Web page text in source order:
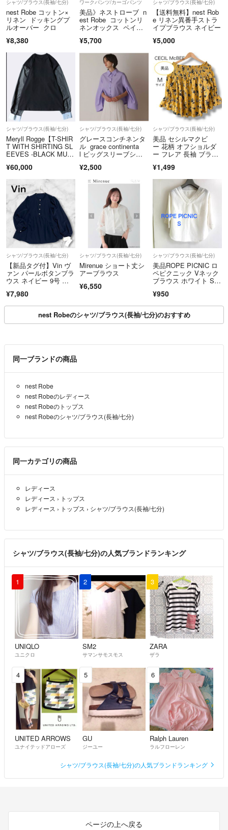
■普通評価の汚れに関しては
見落としです、、、反省しております。
シャツ/ブラウス(長袖/七分)
nest Robe コットン×
リネン ドッキングプ
ルオーバー クロ
¥8,380
ワークパンツ/カーゴパンツ
美品》ネストローブ n
est Robe コットンリ
ネンオックス ペイン
カーキ シンチバッ
¥5,700
シャツ/ブラウス(長袖/七分)
【送料無料】nest Rob
e リネン異番手ストラ
イプブラウス ネイビー
¥5,000
シャツ/ブラウス(長袖/七分)
Meryll Rogge【T-SHIR
T WITH SHIRTING SL
EEVES -BLACK MULT
¥60,000
シャツ/ブラウス(長袖/七分)
グレースコンチネンタ
ル grace continenta
l ビッグスリーブシャ
袖 ポンチョ パフスリ
¥2,500
シャツ/ブラウス(長袖/七分)
美品 セシルマクビ
ー 花柄 オフショルダ
ー フレア 長袖 ブラウ
¥1,499
シャツ/ブラウス(長袖/七分)
【新品タグ付】Vin ヴ
ァン パールボタンブラ
ウス ネイビー 9号 ペ
ス パフスリーブ
¥7,980
シャツ/ブラウス(長袖/七分)
Mirenue ショート丈シ
アーブラウス
¥6,550
シャツ/ブラウス(長袖/七分)
美品ROPE PICNIC ロ
ペピクニック Vネック
ブラウス ホワイト Sサ
¥950
nest Robeのシャツ/ブラウス(長袖/七分)のおすすめ
同一ブランドの商品
nest Robe
nest Robeのレディース
nest Robeのトップス
nest Robeのシャツ/ブラウス(長袖/七分)
同一カテゴリの商品
レディース
レディース › トップス
レディース › トップス › シャツ/ブラウス(長袖/七分)
シャツ/ブラウス(長袖/七分)の人気ブランドランキング
1
UNIQLO
ユニクロ
2
SM2
サマンサモスモス
3
ZARA
ザラ
4
UNITED ARROWS
ユナイテッドアローズ
5
GU
ジーユー
6
Ralph Lauren
ラルフローレン
シャツ/ブラウス(長袖/七分)の人気ブランドランキング
ページの上へ戻る